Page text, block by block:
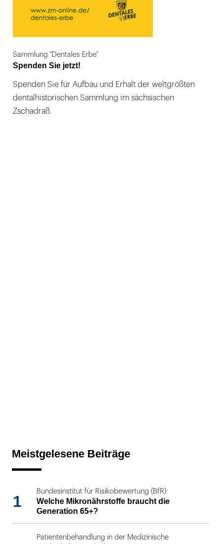
Sammlung "Dentales Erbe"
Spenden Sie jetzt!
Spenden Sie für Aufbau und Erhalt der weltgrößten
dentalhistorischen Sammlung im sächsischen
Zschadraß.
Meistgelesene Beiträge
1
Bundesinstitut für Risikobewertung (BfR)
Welche Mikronährstoffe braucht die
Generation 65+?
Patientenbehandlung in der Medizinische